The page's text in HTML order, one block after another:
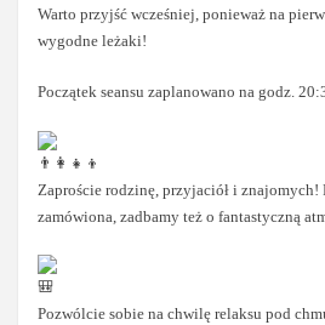
Warto przyjść wcześniej, ponieważ na
wygodne leżaki!
Początek seansu zaplanowano na godz.
Zaproście rodzinę, przyjaciół i znajomych!
zamówiona, zadbamy też o fantastyczną
Pozwólcie sobie na chwilę relaksu pod